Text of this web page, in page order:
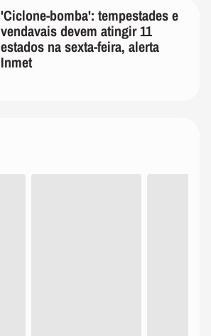
'Ciclone-bomba': tempestades e
vendavais devem atingir 11
estados na sexta-feira, alerta
Inmet